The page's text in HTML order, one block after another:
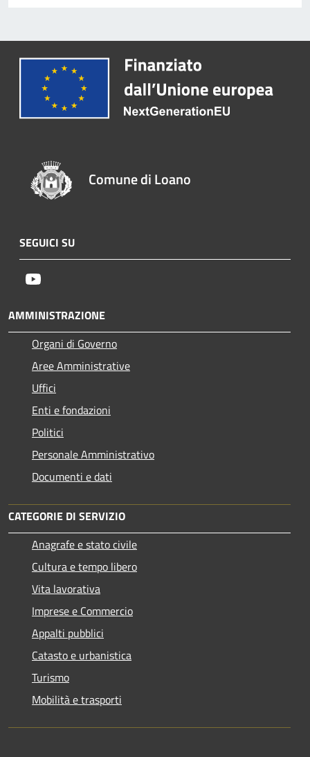
Comune di Loano
SEGUICI SU
AMMINISTRAZIONE
Organi di Governo
Aree Amministrative
Uffici
Enti e fondazioni
Politici
Personale Amministrativo
Documenti e dati
CATEGORIE DI SERVIZIO
Anagrafe e stato civile
Cultura e tempo libero
Vita lavorativa
Imprese e Commercio
Appalti pubblici
Catasto e urbanistica
Turismo
Mobilità e trasporti